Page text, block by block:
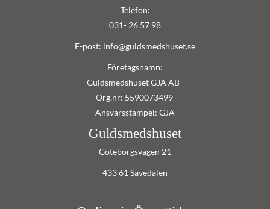
Telefon:
031- 26 57 98
E-post: info@guldsmedshuset.se
Företagsnamn:
Guldsmedshuset GJA AB
Org.nr: 5590073499
Ansvarsstämpel: GJA
Guldsmedshuset
Göteborgsvägen 21
433 61 Sävedalen